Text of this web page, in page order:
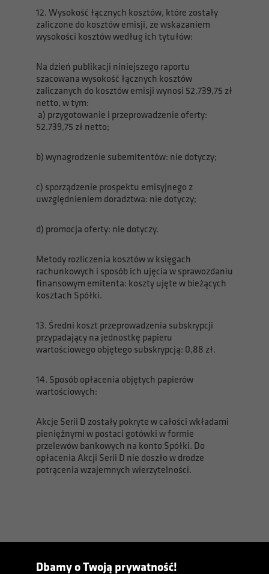
12. Wysokość łącznych kosztów, które zostały
zaliczone do kosztów emisji, ze wskazaniem
wysokości kosztów według ich tytułów:
Na dzień publikacji niniejszego raportu
szacowana wysokość łącznych kosztów
zaliczanych do kosztów emisji wynosi 52.739,75 zł
netto, w tym:
a) przygotowanie i przeprowadzenie oferty:
52.739,75 zł netto;
b) wynagrodzenie subemitentów: nie dotyczy;
c) sporządzenie prospektu emisyjnego z
uwzględnieniem doradztwa: nie dotyczy;
d) promocja oferty: nie dotyczy.
Metody rozliczenia kosztów w księgach
rachunkowych i sposób ich ujęcia w sprawozdaniu
finansowym emitenta: koszty ujęte w bieżących
kosztach Spółki.
13. Średni koszt przeprowadzenia subskrypcji
przypadający na jednostkę papieru
wartościowego objętego subskrypcją: 0,88 zł.
14. Sposób opłacenia objętych papierów
wartościowych:
Akcje Serii D zostały pokryte w całości wkładami
pieniężnymi w postaci gotówki w formie
przelewów bankowych na konto Spółki. Do
opłacenia Akcji Serii D nie doszło w drodze
potrącenia wzajemnych wierzytelności.
Dbamy o Twoją prywatność!